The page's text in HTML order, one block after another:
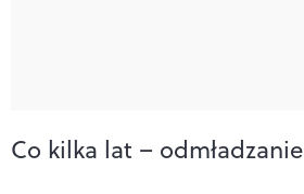
Co kilka lat – odmładzanie